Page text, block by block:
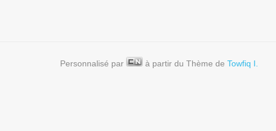
Personnalisé par à partir du Thème de Towfiq I.